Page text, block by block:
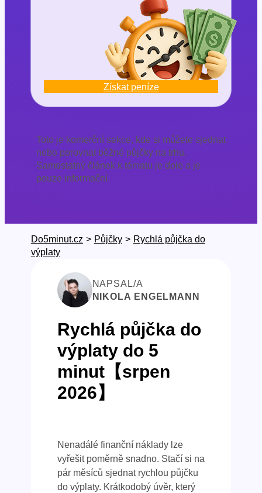
Získat peníze
Toto je komerční sekce, kde si můžete sjednat
nebo porovnat běžné půjčky na trhu.
Samostatný článek k tématu je dole a je
pouze informační.
Do5minut.cz > Půjčky > Rychlá půjčka do
výplaty
NAPSAL/A
NIKOLA ENGELMANN
Rychlá půjčka do
výplaty do 5
minut【srpen
2026】
Nenadálé finanční náklady lze
vyřešit poměrně snadno. Stačí si na
pár měsíců sjednat rychlou půjčku
do výplaty. Krátkodobý úvěr, který